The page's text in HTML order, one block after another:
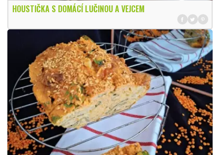
HOUSTIČKA S DOMÁCÍ LUČINOU A VEJCEM